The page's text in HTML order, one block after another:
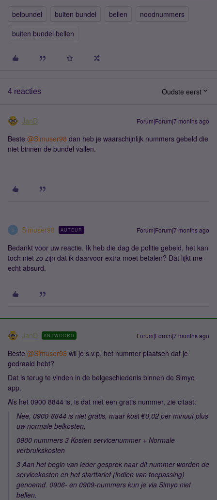
belbundel buiten bundel bellen
noodnummers
buiten bundel bellen
4 reacties Oudste eerst
JanD Forum|Forum|7 months ago
Beste ​ @Simuser98 dan heb je waarschijnlijk nummers gebeld die
niet binnen de bundel vallen.
S Simuser98 AUTEUR Forum|Forum|7 months ago
Bedankt voor uw reactie. Ik heb die dag de politie gebeld, het kan
toch niet zo zijn dat ik daarvoor extra moet betalen? Dat lijkt me
echt absurd.
JanD ANTWOORD Forum|Forum|7 months ago
Beste ​ @Simuser98 wil je s.v.p. het nummer plaatsen dat je
gedraaid hebt?
Dat is terug te vinden in de belgeschiedenis binnen de Simyo
app.
Als het 0900 8844 is, is dat niet een gratis nummer, zie citaat:
Nee, 0900-8844 is niet gratis, maar kost €0,02 per minuut plus
uw normale belkosten,
0900 nummers 3 Kosten servicenummer + Normale
verbruikskosten
3 Aan het begin van ieder gesprek naar dit nummer worden de
servicekosten en het starttarief (indien van toepassing)
genoemd. 0906- en 0909-nummers kun je via Simyo niet
bellen.